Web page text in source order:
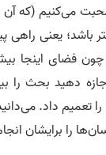
می‌کنیم (که آن
باشد؛ یعنی راهی
چون فضای اینجا
دهید بحث را
تعمیم داد.
را برایشان